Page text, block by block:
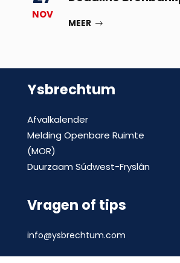
NOV
MEER
Ysbrechtum
Afvalkalender
Melding Openbare Ruimte
(MOR)
Duurzaam Súdwest-Fryslân
Vragen of tips
info@ysbrechtum.com